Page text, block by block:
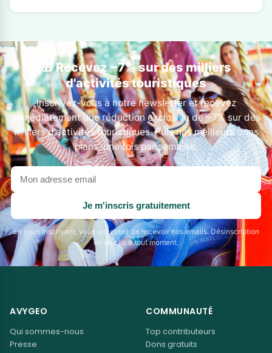
🎁 Recevez −7% sur des milliers
d'activités touristiques
Inscrivez-vous à notre newsletter et recevez
immédiatement une réduction exclusive de −7% sur des
milliers d'activités touristiques. Puis nos meilleurs bons
plans, une fois par semaine.
Votre
adresse
email
Je m'inscris gratuitement
En vous inscrivant, vous acceptez de recevoir nos emails. Désinscription
en un clic à tout moment.
AVYGEO
Qui sommes-nous
Presse
COMMUNAUTÉ
Top contributeurs
Dons gratuits